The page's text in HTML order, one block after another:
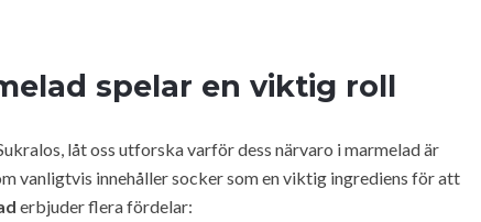
spelar en viktig roll
låt oss utforska varför dess närvaro i marmelad är
vanligtvis innehåller socker som en viktig ingrediens för att
erbjuder flera fördelar: